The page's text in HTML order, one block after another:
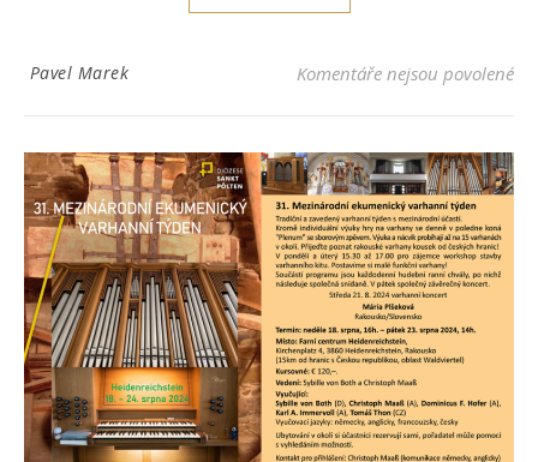
Pavel Marek Komentáře nejsou povolenéu